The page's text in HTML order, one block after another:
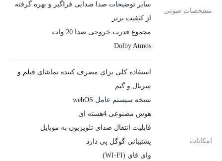
مشخصات صوتی
سایر توضیحات صدا صدایی فراگیر و بهره گرفته
از کیفیت برتر
مجموع قدرت خروجی صدا 20 وات
Dolby Atmos
امکانات
استفاده کلی برای مصرف کننده تماشای فیلم و
سریال و گیم
نسخه سیستم عامل webOS
هوش مصنوعی 4هسته ای
قابلیت انتقال صدای تلویزیون به موبایل
پشتیبانی گوگل پی دارد
وای فای (WI-FI)